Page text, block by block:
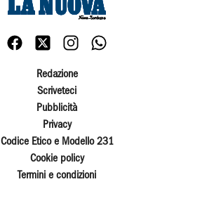
Redazione
Scriveteci
Pubblicità
Privacy
Codice Etico e Modello 231
Cookie policy
Termini e condizioni